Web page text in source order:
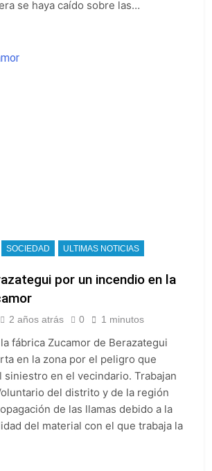
se haya caído sobre las…
SOCIEDAD ULTIMAS NOTICIAS
por un incendio en la
2 años atrás 0 1 minutos
fábrica Zucamor de Berazategui
en la zona por el peligro que
siniestro en el vecindario. Trabajan
del distrito y de la región
de las llamas debido a la
del material con el que trabaja la